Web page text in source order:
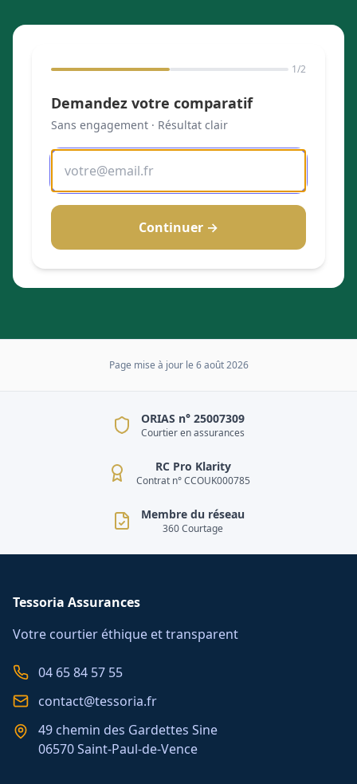
1/2
Demandez votre comparatif
Sans engagement · Résultat clair
Continuer →
Page mise à jour le 6 août 2026
ORIAS n° 25007309
Courtier en assurances
RC Pro Klarity
Contrat n° CCOUK000785
Membre du réseau
360 Courtage
Tessoria Assurances
Votre courtier éthique et transparent
04 65 84 57 55
contact@tessoria.fr
49 chemin des Gardettes Sine
06570 Saint-Paul-de-Vence